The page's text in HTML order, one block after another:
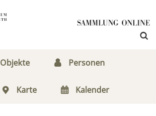
Objekte Personen
Karte Kalender